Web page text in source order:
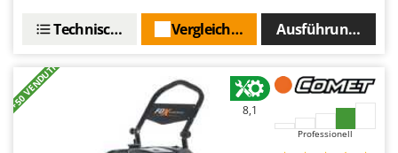
Ausführungen(6)
Vergleichen Sie
Technische Daten
+50 VENDUTI 8,1
Professionell